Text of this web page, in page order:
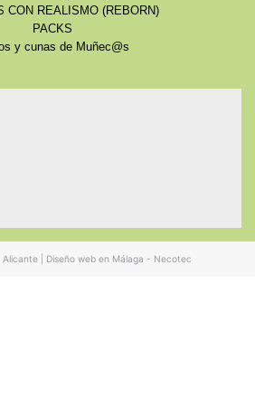
CON REALISMO (REBORN)
PACKS
y cunas de Muñec@s
Alicante Diseño web en Málaga - Necotec